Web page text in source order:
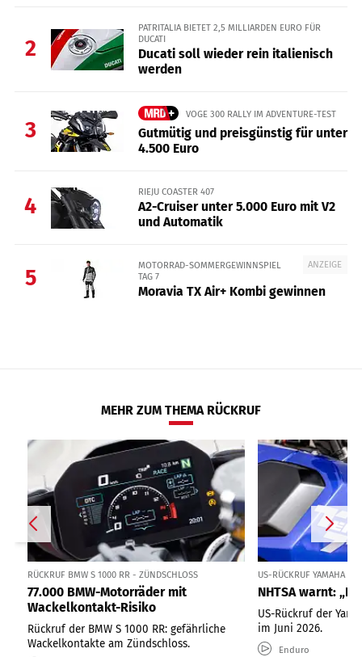
2
PATRITALIA BIETET 2,5 MILLIARDEN EURO FÜR
DUCATI
Ducati soll wieder rein italienisch
werden
3
VOGE 300 RALLY IM ADVENTURE-TEST
Gutmütig und preisgünstig für unter
4.500 Euro
4
RIEJU COASTER 407
A2-Cruiser unter 5.000 Euro mit V2
und Automatik
5
ANZEIGE
MOTORRAD-SOMMERGEWINNSPIEL
TAG 7
Moravia TX Air+ Kombi gewinnen
MEHR ZUM THEMA RÜCKRUF
RÜCKRUF BMW S 1000 RR - ZÜNDSCHLOSS
77.000 BMW-Motorräder mit
Wackelkontakt-Risiko
Rückruf der BMW S 1000 RR: gefährliche
Wackelkontakte am Zündschloss.
US-RÜCKRUF YAMAHA
NHTSA warnt:
US-Rückruf der
im Juni 2026.
Enduro